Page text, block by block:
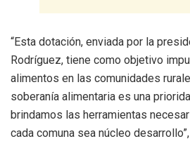
“Esta dotación, enviada por la
Rodríguez, tiene como objetivo
alimentos en las comunidades
soberanía alimentaria es una
brindamos las herramientas
cada comuna sea núcleo